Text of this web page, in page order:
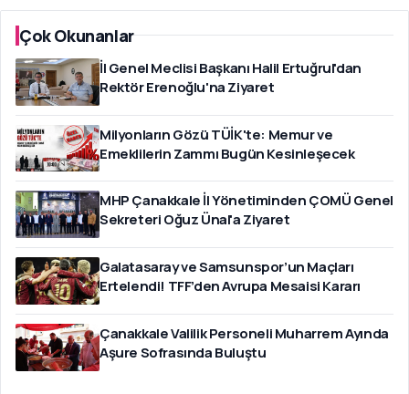
Çok Okunanlar
İl Genel Meclisi Başkanı Halil Ertuğrul'dan
Rektör Erenoğlu'na Ziyaret
Milyonların Gözü TÜİK'te: Memur ve
Emeklilerin Zammı Bugün Kesinleşecek
MHP Çanakkale İl Yönetiminden ÇOMÜ Genel
Sekreteri Oğuz Ünal'a Ziyaret
Galatasaray ve Samsunspor’un Maçları
Ertelendi! TFF’den Avrupa Mesaisi Kararı
Çanakkale Valilik Personeli Muharrem Ayında
Aşure Sofrasında Buluştu